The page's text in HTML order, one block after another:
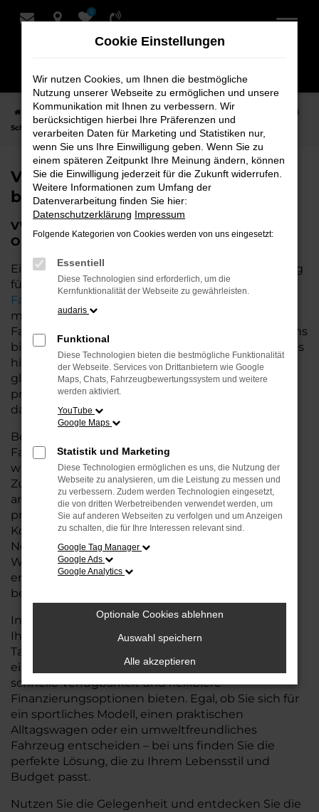
Zum
0
Startseite Oldenburg VW
VW Tageszulassung für Oldenburg bei
Schmidt + Koch
VW Tageszulassung für Oldenburg
bei Schmidt + Koch
VW Tageszulassung – Die perfekte Wahl für
Oldenburg
Eine VW Tageszulassung stellt die perfekte Lösung
für all diejenigen dar, die ein nahezu neues
Fahrzeug
zu attraktiven Konditionen erwerben
möchten. Wenn Sie für Oldenburg nach einem
Fahrzeug suchen, das die Vorteile eines Neuwagens
bietet – von modernster Technik und Sicherheit bis
hin zu einer erstklassigen Ausstattung – aber
gleichzeitig von einem günstigeren Preis
profitieren wollen, ist eine Tageszulassung genau
das Richtige für Sie.
Bei einer Tageszulassung handelt es sich um
Fahrzeuge, die nur wenige Tage zugelassen
wurden, aber dennoch in ausgezeichnetem
Zustand und mit voller Herstellergarantie
angeboten werden. Sie erhalten also ein Auto, das
praktisch neu ist, jedoch zu deutlich günstigeren
Konditionen im Vergleich zum regulären
Neuwagenpreis. So können Sie Ihr
Wunschfahrzeug zu einem attraktiven Preis
erwerben und müssen dabei keine Kompromisse
bei der Qualität eingehen.
In unserem Autohaus für Oldenburg bieten wir
Ihnen eine große Auswahl an VW
Tageszulassungen, die Ihnen nicht nur den Vorteil
eines nahezu neuen Autos, sondern auch eine
schnelle Verfügbarkeit und flexiblere
Finanzierungsoptionen bieten. Egal, ob Sie sich für
ein sportliches Modell, einen praktischen
Alltagswagen oder ein umweltfreundliches
Fahrzeug entscheiden – bei uns finden Sie die
perfekte Lösung, die zu Ihrem Lebensstil und
Budget passt.
Nutzen Sie die Gelegenheit und entdecken Sie die
Cookie Einstellungen
Wir nutzen Cookies, um Ihnen die bestmögliche
Nutzung unserer Webseite zu ermöglichen und unsere
Kommunikation mit Ihnen zu verbessern. Wir
berücksichtigen hierbei Ihre Präferenzen und
verarbeiten Daten für Marketing und Statistiken nur,
wenn Sie uns Ihre Einwilligung geben. Wenn Sie zu
einem späteren Zeitpunkt Ihre Meinung ändern, können
Sie die Einwilligung jederzeit für die Zukunft widerrufen.
Weitere Informationen zum Umfang der
Datenverarbeitung finden Sie hier:
Datenschutzerklärung Impressum
Folgende Kategorien von Cookies werden von uns eingesetzt:
Essentiell
Diese Technologien sind erforderlich, um die
Kernfunktionalität der Webseite zu gewährleisten.
audaris
Funktional
Diese Technologien bieten die bestmögliche Funktionalität
der Webseite. Services von Drittanbietern wie Google
Maps, Chats, Fahrzeugbewertungssystem und weitere
werden aktiviert.
YouTube
Google Maps
Statistik und Marketing
Diese Technologien ermöglichen es uns, die Nutzung der
Webseite zu analysieren, um die Leistung zu messen und
zu verbessern. Zudem werden Technologien eingesetzt,
die von dritten Werbetreibenden verwendet werden, um
Sie auf anderen Webseiten zu verfolgen und um Anzeigen
zu schalten, die für Ihre Interessen relevant sind.
Google Tag Manager
Google Ads
Google Analytics
Optionale Cookies ablehnen
Auswahl speichern
Alle akzeptieren